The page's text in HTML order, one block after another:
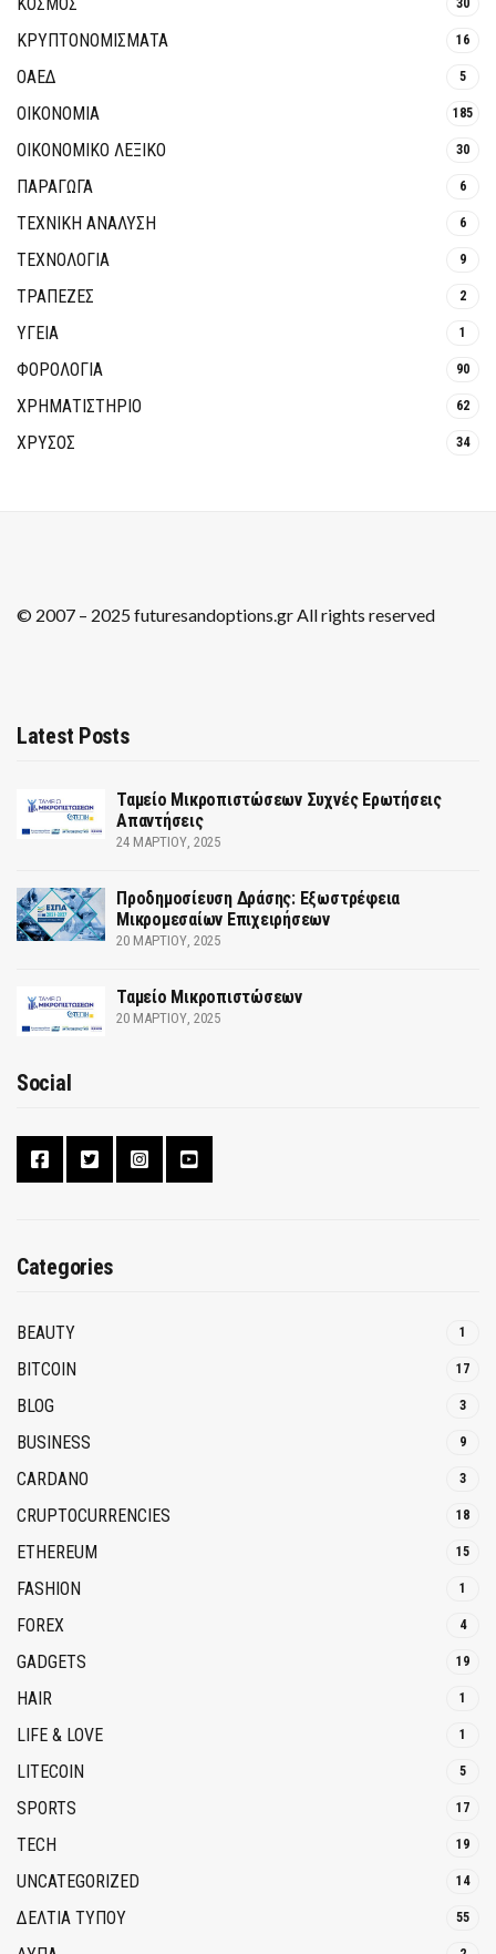
ΚΡΥΠΤΟΝΟΜΊΣΜΑΤΑ 16
ΟΑΕΔ 5
ΟΙΚΟΝΟΜΙΑ 185
ΟΙΚΟΝΟΜΙΚΟ ΛΕΞΙΚΟ 30
ΠΑΡΑΓΩΓΑ 6
ΤΕΧΝΙΚΗ ΑΝΑΛΥΣΗ 6
ΤΕΧΝΟΛΟΓΙΑ 9
ΤΡΆΠΕΖΕΣ 2
ΥΓΕΙΑ 1
ΦΟΡΟΛΟΓΙΑ 90
ΧΡΗΜΑΤΙΣΤΗΡΙΟ 62
ΧΡΥΣΟΣ 34
© 2007 – 2025 futuresandoptions.gr All rights reserved
Latest Posts
Ταμείο Μικροπιστώσεων Συχνές Ερωτήσεις
Απαντήσεις
24 ΜΑΡΤΊΟΥ, 2025
Προδημοσίευση Δράσης: Εξωστρέφεια
Μικρομεσαίων Επιχειρήσεων
20 ΜΑΡΤΊΟΥ, 2025
Ταμείο Μικροπιστώσεων
20 ΜΑΡΤΊΟΥ, 2025
Social
Categories
BEAUTY 1
BITCOIN 17
BLOG 3
BUSINESS 9
CARDANO 3
CRUPTOCURRENCIES 18
ETHEREUM 15
FASHION 1
FOREX 4
GADGETS 19
HAIR 1
LIFE & LOVE 1
LITECOIN 5
SPORTS 17
TECH 19
UNCATEGORIZED 14
ΔΕΛΤΙΑ ΤΥΠΟΥ 55